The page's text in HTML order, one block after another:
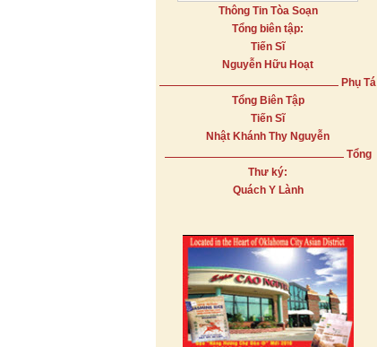
Thông Tin Tòa Soạn
Tổng biên tập:
Tiến Sĩ
Nguyễn Hữu Hoạt
Phụ Tá
Tổng Biên Tập
Tiến Sĩ
Nhật Khánh Thy Nguyễn
Tổng
Thư ký:
Quách Y Lành